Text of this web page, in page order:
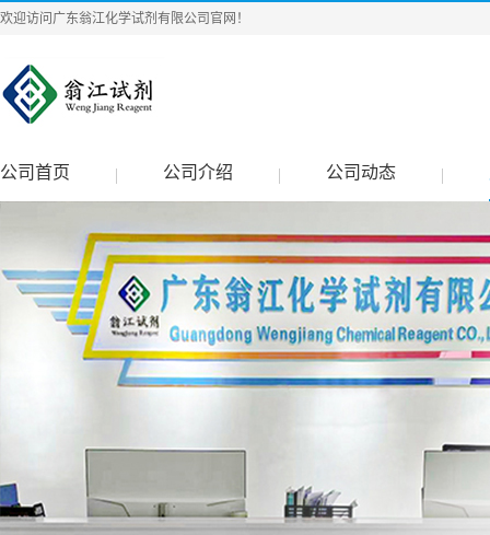
欢迎访问广东翁江化学试剂有限公司官网！
公司首页 公司介绍 公司动态